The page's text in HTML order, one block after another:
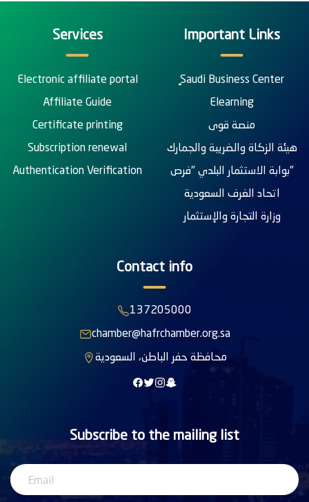
Services
Electronic affiliate portal
Affiliate Guide
Certificate printing
Subscription renewal
Authentication Verification
Important Links
ٍSaudi Business Center
Elearning
منصة قوى
هيئة الزكاة والضريبة والجمارك
بوابة الاستثمار البلدي "فرص"
اتحاد الغرف السعودية
وزارة التجارة والإستثمار
Contact info
137205000
chamber@hafrchamber.org.sa
محافظة حفر الباطن، السعودية
Subscribe to the mailing list